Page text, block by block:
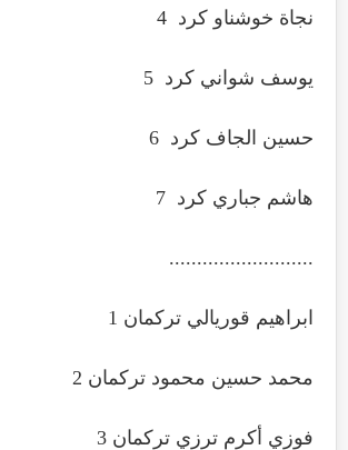
نجاة خوشناو كرد 4
يوسف شواني كرد 5
حسين الجاف كرد 6
هاشم جباري كرد 7
..........................
ابراهيم قوريالي تركمان 1
محمد حسين محمود تركمان 2
فوزي أكرم ترزي تركمان 3